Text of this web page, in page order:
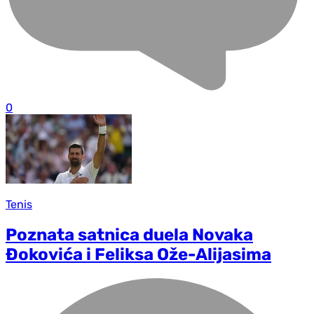
0
Tenis
Poznata satnica duela Novaka
Đokovića i Feliksa Ože-Alijasima